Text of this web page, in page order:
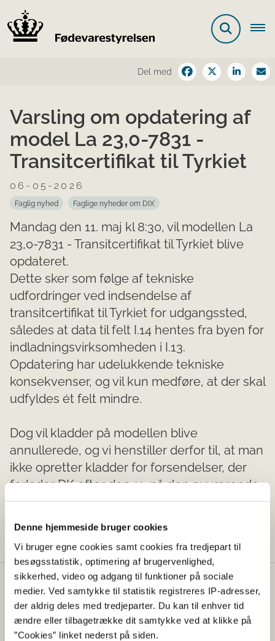
Denne hjemmeside bruger cookies
Vi bruger egne cookies samt cookies fra tredjepart til
besøgsstatistik, optimering af brugervenlighed,
sikkerhed, video og adgang til funktioner på sociale
medier. Ved samtykke til statistik registreres IP-adresser,
der aldrig deles med tredjeparter. Du kan til enhver tid
ændre eller tilbagetrække dit samtykke ved at klikke på
”Cookies” linket nederst på siden.
Del med
Varsling om opdatering af
model La 23,0-7831 -
Transitcertifikat til Tyrkiet
06-05-2026
Faglig nyhed Faglige nyheder om DIX
Mandag den 11. maj kl 8:30, vil modellen La
23,0-7831 - Transitcertifikat til Tyrkiet blive
opdateret.
Dette sker som følge af tekniske
udfordringer ved indsendelse af
transitcertifikat til Tyrkiet for udgangssted,
således at data til felt I.14 hentes fra byen for
indladningsvirksomheden i I.13.
Opdatering har udelukkende tekniske
konsekvenser, og vil kun medføre, at der skal
udfyldes ét felt mindre.
Dog vil kladder på modellen blive
annullerede, og vi henstiller derfor til, at man
ikke opretter kladder for forsendelser, der
forlader DK efter den 11. på den nuværende
model, hvis ikke disse kan indsendes førend
Fødevarestyrelsen
Fødevarestyrelsen er en styrelse under
Erhvervsministeriet. Styrelsen arbejder med hele